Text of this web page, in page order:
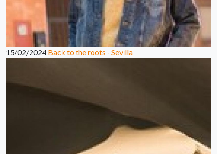
15/02/2024 Back to the roots - Sevilla